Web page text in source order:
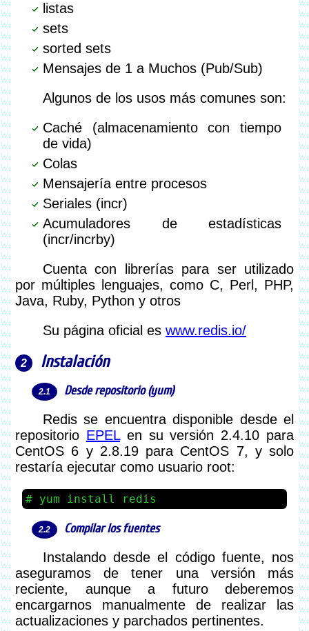
listas
sets
sorted sets
Mensajes de 1 a Muchos (Pub/Sub)
Algunos de los usos más comunes son:
Caché (almacenamiento con tiempo
de vida)
Colas
Mensajería entre procesos
Seriales (incr)
Acumuladores de estadísticas
(incr/incrby)
Cuenta con librerías para ser utilizado
por múltiples lenguajes, como C, Perl, PHP,
Java, Ruby, Python y otros
Su página oficial es www.redis.io/
Instalación
Desde repositorio (yum)
Redis se encuentra disponible desde el
repositorio EPELen su versión 2.4.10 para
CentOS 6 y 2.8.19 para CentOS 7, y solo
restaría ejecutar como usuario root:
yum install redis
Compilar los fuentes
Instalando desde el código fuente, nos
aseguramos de tener una versión más
reciente, aunque a futuro deberemos
encargarnos manualmente de realizar las
actualizaciones y parchados pertinentes.